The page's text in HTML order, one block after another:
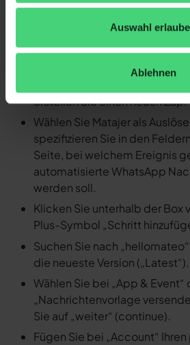
Auswahl
Ablehnen
Ereignis in Matajer
automatisierte
Nachricht versenden
erstellen Sie einen neuen Zap.
Wählen Sie Matajer als
spezifizieren Sie in den
Seite, bei welchem Ereignis
automatisierte WhatsApp
werden soll.
Klicken Sie unterhalb der Box
Plus-Symbol „Schritt
Suchen Sie nach
die neueste Version („Latest“).
Wählen Sie bei „App &
„Nachrichtenvorlage
Sie auf „weiter“ (continue).
Fügen Sie bei „Account“